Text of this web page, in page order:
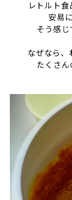
レトルト
安易
そう感じ
なぜなら、
たくさん